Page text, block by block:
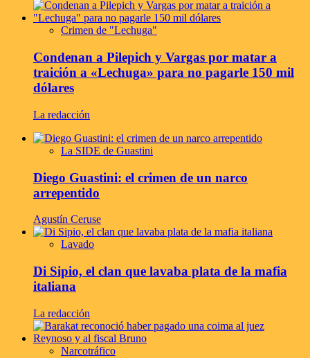
Crimen de "Lechuga"
Condenan a Pilepich y Vargas por matar a
traición a «Lechuga» para no pagarle 150 mil
dólares
La redacción
La SIDE de Guastini
Diego Guastini: el crimen de un narco
arrepentido
Agustín Ceruse
Lavado
Di Sipio, el clan que lavaba plata de la mafia
italiana
La redacción
Narcotráfico